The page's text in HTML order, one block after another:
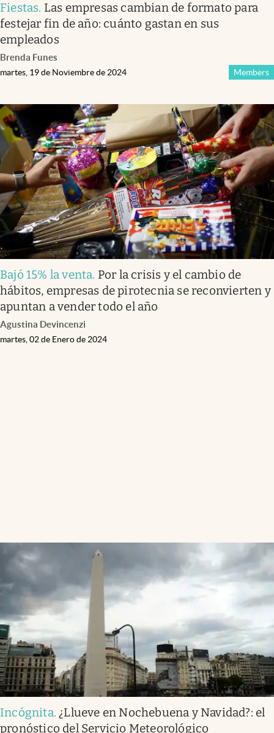
Fiestas. Las empresas cambian de formato para
festejar fin de año: cuánto gastan en sus
empleados
Brenda Funes
Members
martes, 19 de Noviembre de 2024
Bajó 15% la venta. Por la crisis y el cambio de
hábitos, empresas de pirotecnia se reconvierten y
apuntan a vender todo el año
Agustina Devincenzi
martes, 02 de Enero de 2024
Incógnita. ¿Llueve en Nochebuena y Navidad?: el
pronóstico del Servicio Meteorológico